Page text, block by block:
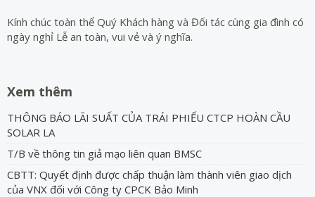
Kính chúc toàn thể Quý Khách hàng và Đối tác cùng gia đình có
ngày nghỉ Lễ an toàn, vui vẻ và ý nghĩa.
Xem thêm
THÔNG BÁO LÃI SUẤT CỦA TRÁI PHIẾU CTCP HOÀN CẦU
SOLAR LA
T/B về thông tin giả mạo liên quan BMSC
CBTT: Quyết định được chấp thuận làm thành viên giao dịch
của VNX đối với Công ty CPCK Bảo Minh